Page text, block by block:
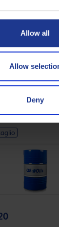
Allow all
Allow
Deny
volatilità